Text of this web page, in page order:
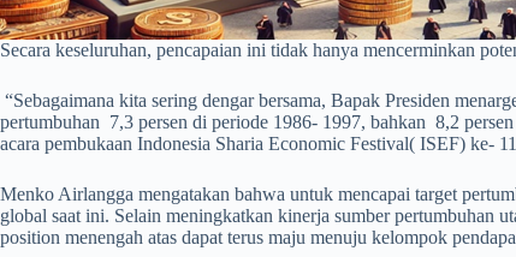
Secara keseluruhan, pencapaian ini tidak hanya mencerminkan
“Sebagaimana kita sering dengar bersama, Bapak Presiden
pertumbuhan 7,3 persen di periode 1986- 1997, bahkan 8,2
acara pembukaan Indonesia Sharia Economic Festival( ISEF) ke-
Menko Airlangga mengatakan bahwa untuk mencapai target
global saat ini. Selain meningkatkan kinerja sumber pertumbuhan
position menengah atas dapat terus maju menuju kelompok